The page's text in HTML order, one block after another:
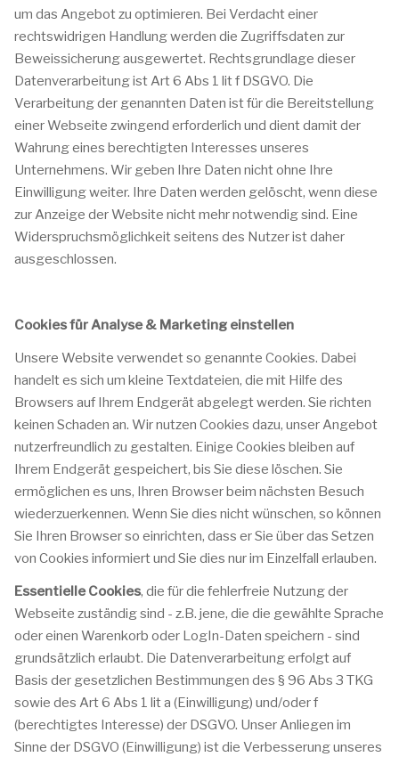
um das Angebot zu optimieren. Bei Verdacht einer
rechtswidrigen Handlung werden die Zugriffsdaten zur
Beweissicherung ausgewertet. Rechtsgrundlage dieser
Datenverarbeitung ist Art 6 Abs 1 lit f DSGVO. Die
Verarbeitung der genannten Daten ist für die Bereitstellung
einer Webseite zwingend erforderlich und dient damit der
Wahrung eines berechtigten Interesses unseres
Unternehmens. Wir geben Ihre Daten nicht ohne Ihre
Einwilligung weiter. Ihre Daten werden gelöscht, wenn diese
zur Anzeige der Website nicht mehr notwendig sind. Eine
Widerspruchsmöglichkeit seitens des Nutzer ist daher
ausgeschlossen.
Cookies für Analyse & Marketing einstellen
Unsere Website verwendet so genannte Cookies. Dabei
handelt es sich um kleine Textdateien, die mit Hilfe des
Browsers auf Ihrem Endgerät abgelegt werden. Sie richten
keinen Schaden an. Wir nutzen Cookies dazu, unser Angebot
nutzerfreundlich zu gestalten. Einige Cookies bleiben auf
Ihrem Endgerät gespeichert, bis Sie diese löschen. Sie
ermöglichen es uns, Ihren Browser beim nächsten Besuch
wiederzuerkennen. Wenn Sie dies nicht wünschen, so können
Sie Ihren Browser so einrichten, dass er Sie über das Setzen
von Cookies informiert und Sie dies nur im Einzelfall erlauben.
Essentielle Cookies, die für die fehlerfreie Nutzung der
Webseite zuständig sind - z.B. jene, die die gewählte Sprache
oder einen Warenkorb oder LogIn-Daten speichern - sind
grundsätzlich erlaubt. Die Datenverarbeitung erfolgt auf
Basis der gesetzlichen Bestimmungen des § 96 Abs 3 TKG
sowie des Art 6 Abs 1 lit a (Einwilligung) und/oder f
(berechtigtes Interesse) der DSGVO. Unser Anliegen im
Sinne der DSGVO (Einwilligung) ist die Verbesserung unseres